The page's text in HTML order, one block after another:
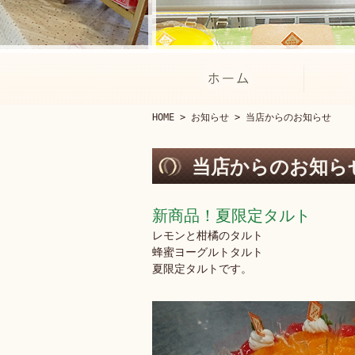
HOME > お知らせ > 当店からのお知らせ
当店からのお知ら
新商品！夏限定タルト
レモンと柑橘のタルト
蜂蜜ヨーグルトタルト
夏限定タルトです。